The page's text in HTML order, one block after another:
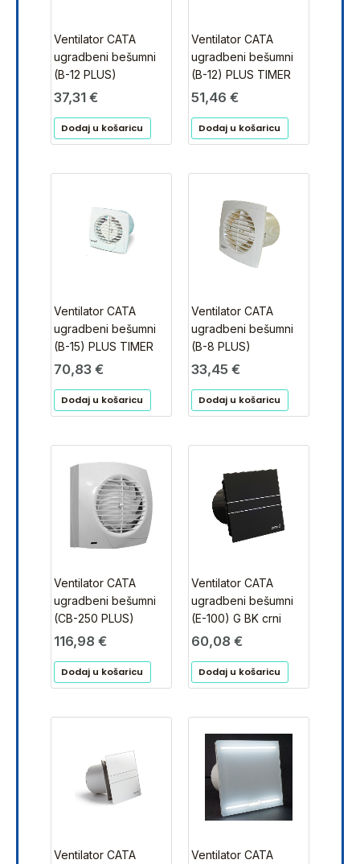
Ventilator CATA
ugradbeni bešumni
(B-12 PLUS)
37,31 €
Dodaj u košaricu
Ventilator CATA
ugradbeni bešumni
(B-12) PLUS TIMER
51,46 €
Dodaj u košaricu
Ventilator CATA
ugradbeni bešumni
(B-15) PLUS TIMER
70,83 €
Dodaj u košaricu
Ventilator CATA
ugradbeni bešumni
(B-8 PLUS)
33,45 €
Dodaj u košaricu
Ventilator CATA
ugradbeni bešumni
(CB-250 PLUS)
116,98 €
Dodaj u košaricu
Ventilator CATA
ugradbeni bešumni
(E-100) G BK crni
60,08 €
Dodaj u košaricu
Ventilator CATA
Ventilator CATA